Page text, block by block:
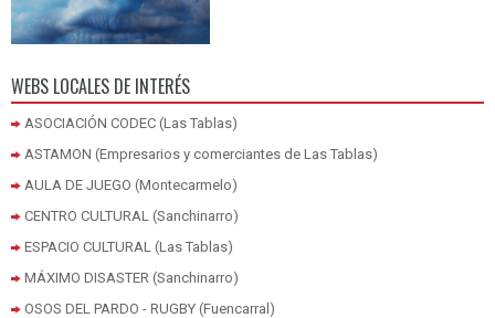
WEBS LOCALES DE INTERÉS
ASOCIACIÓN CODEC (Las Tablas)
ASTAMON (Empresarios y comerciantes de Las Tablas)
AULA DE JUEGO (Montecarmelo)
CENTRO CULTURAL (Sanchinarro)
ESPACIO CULTURAL (Las Tablas)
MÁXIMO DISASTER (Sanchinarro)
OSOS DEL PARDO - RUGBY (Fuencarral)